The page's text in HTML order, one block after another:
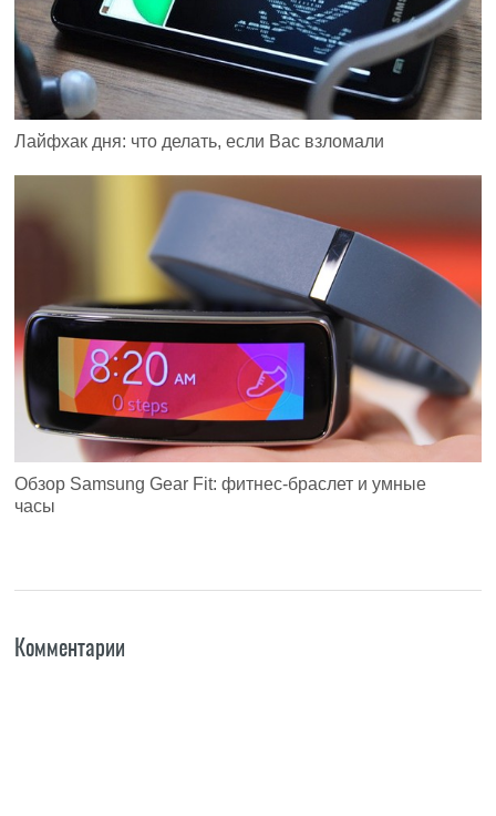
Лайфхак дня: что делать, если Вас взломали
Обзор Samsung Gear Fit: фитнес-браслет и умные
часы
Комментарии